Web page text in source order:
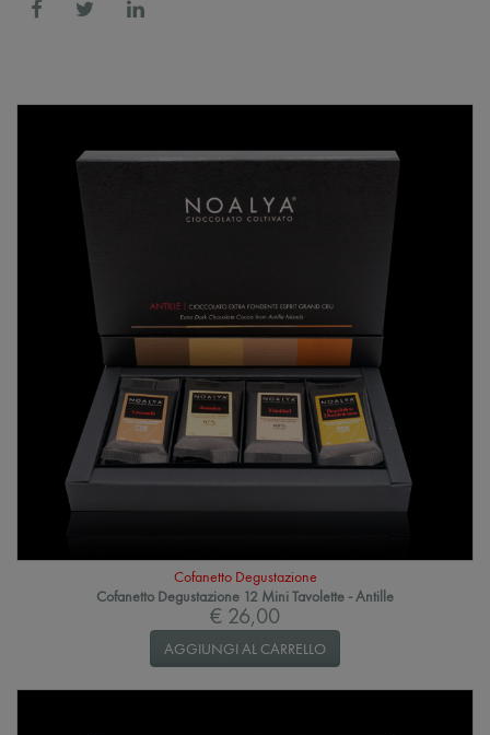
Cofanetto Degustazione
Cofanetto Degustazione 12 Mini Tavolette - Antille
€ 26,00
AGGIUNGI AL CARRELLO